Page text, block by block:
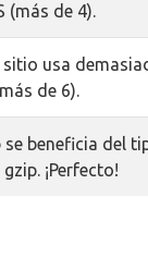
(más de 4).
usa
de 6).
se beneficia del
¡Perfecto!